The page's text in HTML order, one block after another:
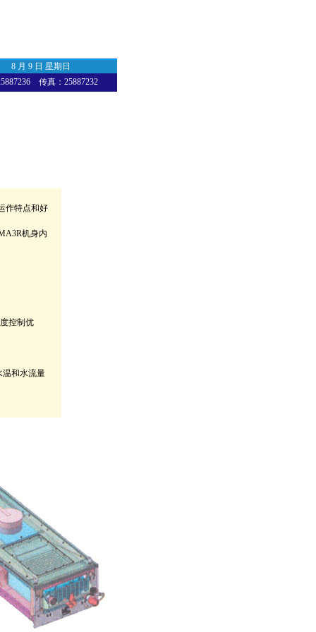
8 月 9 日 星期日
传真：25887232
作特点和好
机身内
控制优
温和水流量